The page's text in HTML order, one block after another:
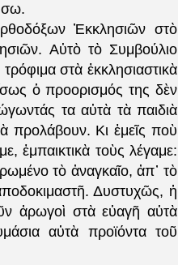
Ἐκκλησιῶν στὸ
Αὐτὸ τὸ Συμβούλιο
στὰ ἐκκλησιαστικὰ
ὁ προορισμός της δὲν
τα αὐτὰ τὰ παιδιὰ
προλάβουν. Κι ἐμεῖς ποὺ
ἐμπαικτικὰ τοὺς λέγαμε:
τὸ ἀναγκαῖο, ἀπ᾽ τὸ
Δυστυχῶς, ἡ
ἀρωγοὶ στὰ εὐαγῆ αὐτὰ
αὐτὰ προϊόντα τοῦ